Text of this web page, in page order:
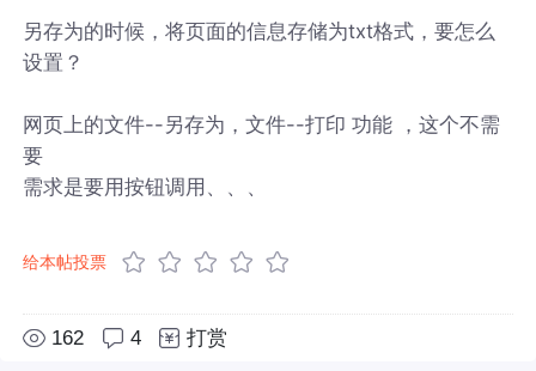
另存为的时候，将页面的信息存储为txt格式，要怎么
设置？
网页上的文件--另存为，文件--打印 功能 ，这个不需
要
需求是要用按钮调用、、、
给本帖投票
162 4 打赏